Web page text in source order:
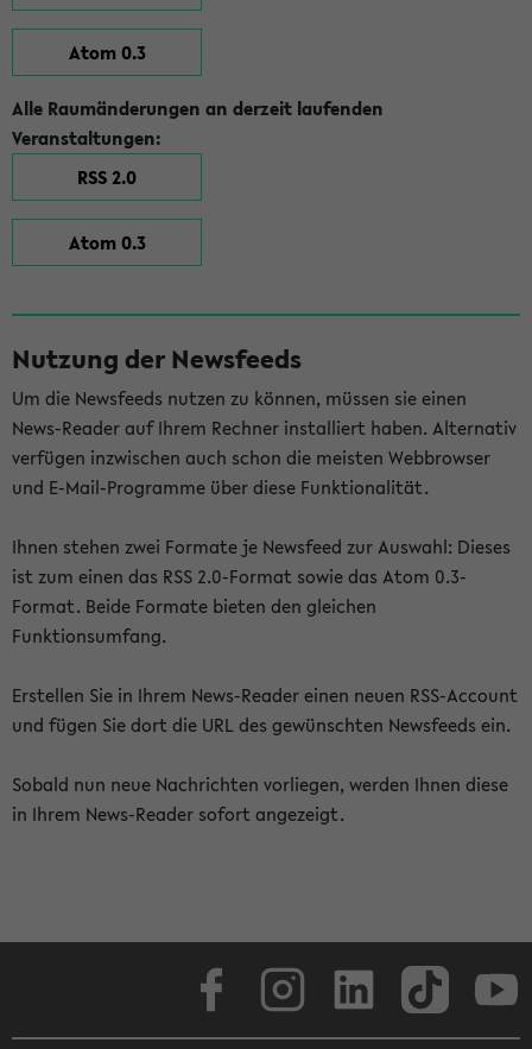
Atom 0.3
Alle Raumänderungen an derzeit laufenden
Veranstaltungen:
RSS 2.0
Atom 0.3
Nutzung der Newsfeeds
Um die Newsfeeds nutzen zu können, müssen sie einen
News-Reader auf Ihrem Rechner installiert haben. Alternativ
verfügen inzwischen auch schon die meisten Webbrowser
und E-Mail-Programme über diese Funktionalität.
Ihnen stehen zwei Formate je Newsfeed zur Auswahl: Dieses
ist zum einen das RSS 2.0-Format sowie das Atom 0.3-
Format. Beide Formate bieten den gleichen
Funktionsumfang.
Erstellen Sie in Ihrem News-Reader einen neuen RSS-Account
und fügen Sie dort die URL des gewünschten Newsfeeds ein.
Sobald nun neue Nachrichten vorliegen, werden Ihnen diese
in Ihrem News-Reader sofort angezeigt.